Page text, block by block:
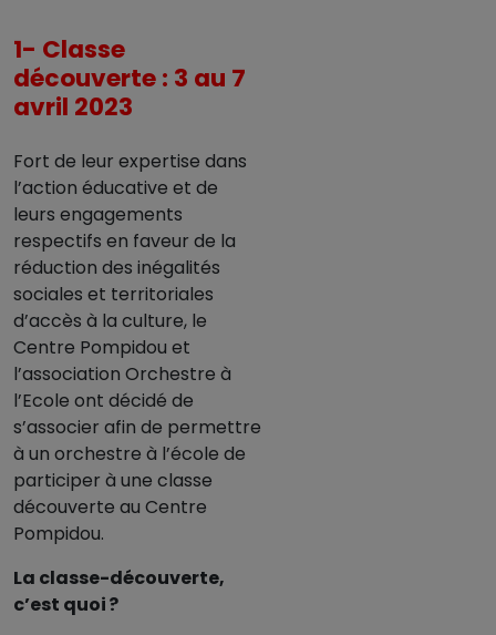
1- Classe
découverte : 3 au 7
avril 2023
Fort de leur expertise dans
l’action éducative et de
leurs engagements
respectifs en faveur de la
réduction des inégalités
sociales et territoriales
d’accès à la culture, le
Centre Pompidou et
l’association Orchestre à
l’Ecole ont décidé de
s’associer afin de permettre
à un orchestre à l’école de
participer à une classe
découverte au Centre
Pompidou.
La classe-découverte,
c’est quoi ?